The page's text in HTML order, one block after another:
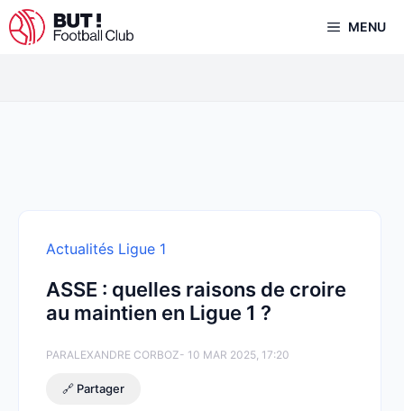
Aller
au
MENU
Actualités Ligue 1
ASSE : quelles raisons de croire
au maintien en Ligue 1 ?
PARALEXANDRE CORBOZ- 10 MAR 2025, 17:20
🔗 Partager